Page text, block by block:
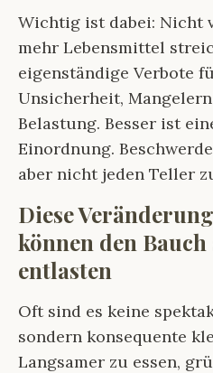
Wichtig ist dabei: Nicht
mehr Lebensmittel
eigenständige Verbote
Unsicherheit,
Belastung. Besser ist
Einordnung.
aber nicht jeden Teller
Diese
können den
entlasten
Oft sind es keine
sondern konsequente
Langsamer zu essen,